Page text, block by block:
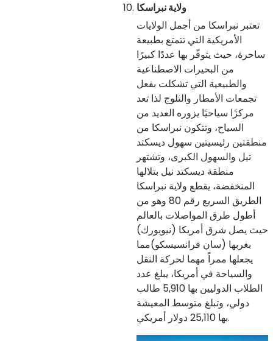
ولاية نبراسكا
تعتبر نبراسكا من أجمل الولايات
الأمريكية التي تتمتع بطبيعة
ساحرة، حيث يتوفّر بها عددًا كبيرًا
من البحيرات الاصطناعية
والطبيعية التي تشكلت بفعل
تجمعات الأمطار والثلوج لذا تعد
مركزًا سياحيًا يزوره العديد من
السياح، وتتكون نبراسكا من
منطقتين رئيسيتين سهول ديسكتد
تيل والسهول الكبرى، وتشتهر
منطقة ديسكتد نيل بتلالها
المنخفضة، يقطع ولاية نبراسكا
الطريق السريع رقم 80 وهو من
أطول طرق المواصلات بالعالم
حيث يصل شرق أمريكا (نيويورك)
بغربها (سان فرانسيسكو)مما
يجعلها ممراً مهما لحركة النقل
والسياحة في أمريكا، يبلغ عدد
الطلاب الدوليين بها 5,910 طالب
دولي، وتبلغ متوسط المعيشة
بها 25,110 دولار أمريكي.